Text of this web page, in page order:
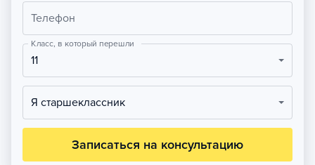
Телефон
Класс, в который перешли
11
Я старшеклассник
Записаться на консультацию